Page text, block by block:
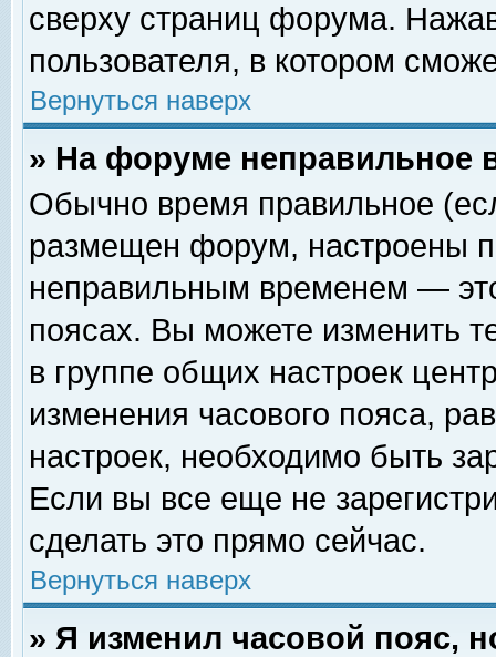
сверху страниц форума.
пользователя, в котором
Вернуться наверх
» На форуме неправильное
Обычно время правильное
размещен форум, настроены
неправильным временем —
поясах. Вы можете изменить
в группе общих настроек
изменения часового пояса,
настроек, необходимо быть
Если вы все еще не
сделать это прямо сейчас.
Вернуться наверх
» Я изменил часовой пояс,